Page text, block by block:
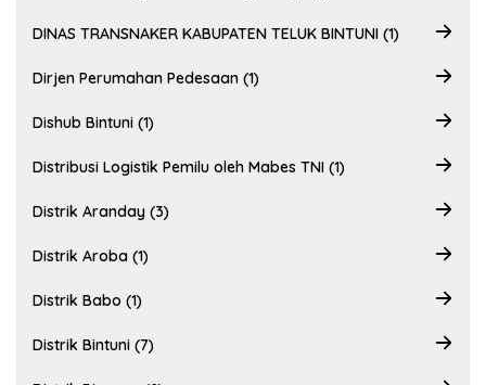
DINAS TRANSNAKER KABUPATEN TELUK BINTUNI (1)
Dirjen Perumahan Pedesaan (1)
Dishub Bintuni (1)
Distribusi Logistik Pemilu oleh Mabes TNI (1)
Distrik Aranday (3)
Distrik Aroba (1)
Distrik Babo (1)
Distrik Bintuni (7)